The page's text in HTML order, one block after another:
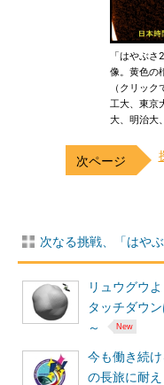
「はやぶ
像。黄色の
（クリッ
工大、東京
大、明治大
次なる挑戦、「はや
リュウグウ
タッチダウ
～
今も働き続
の長旅に耐